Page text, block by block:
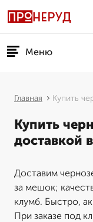
Меню
Главная Купить
Купить
доставкой
Доставим
за мешок;
клумб. Быстро,
При заказе под